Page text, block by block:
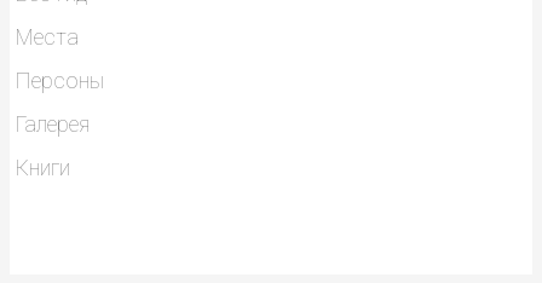
Места
Персоны
Галерея
Книги